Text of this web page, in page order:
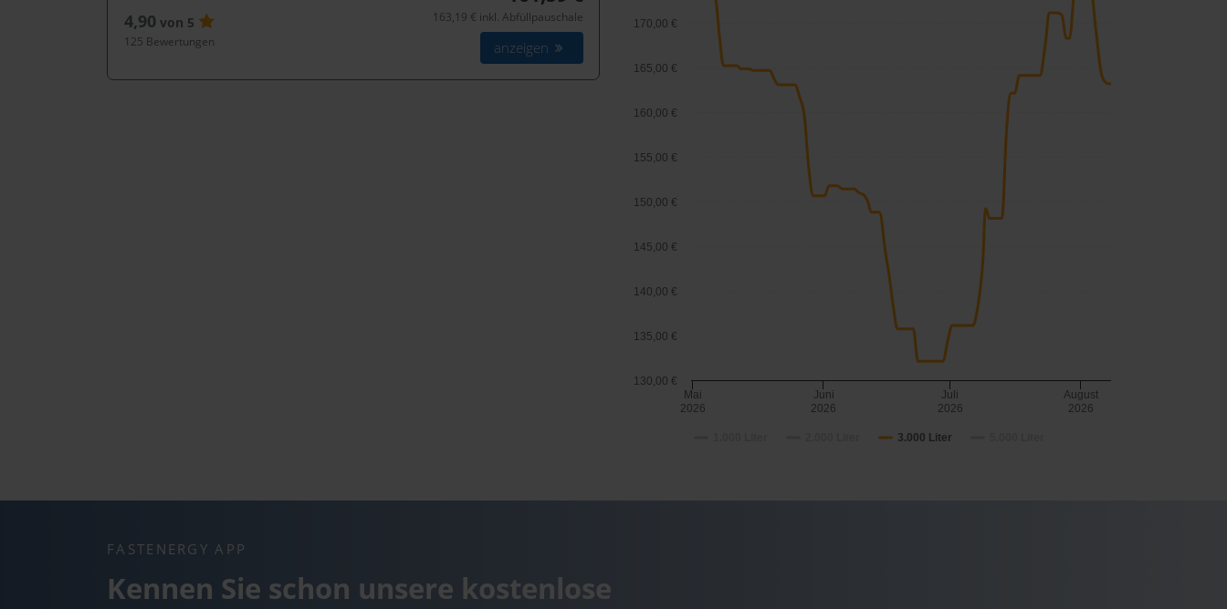
4,90 von 5
125 Bewertungen
163,19 € inkl. Abfüllpauschale
anzeigen
3.000 Liter
Mai
2026
Juni
2026
Juli
2026
August
2026
130,00 €
135,00 €
140,00 €
145,00 €
150,00 €
155,00 €
160,00 €
165,00 €
170,00 €
FASTENERGY APP
Kennen Sie schon unsere kostenlose